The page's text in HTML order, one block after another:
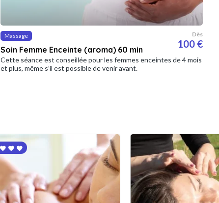
Massage
Soin Femme Enceinte (aroma) 60 min
Dès
100 €
Cette séance est conseillée pour les femmes enceintes de 4 mois
et plus, même s’il est possible de venir avant.